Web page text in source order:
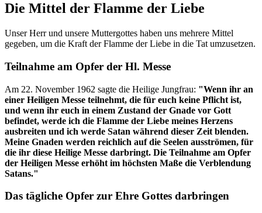
Die Mittel der Flamme der Liebe
Unser Herr und unsere Muttergottes haben uns mehrere Mittel
gegeben, um die Kraft der Flamme der Liebe in die Tat umzusetzen.
Teilnahme am Opfer der Hl. Messe
Am 22. November 1962 sagte die Heilige Jungfrau: "Wenn ihr an
einer Heiligen Messe teilnehmt, die für euch keine Pflicht ist,
und wenn ihr euch in einem Zustand der Gnade vor Gott
befindet, werde ich die Flamme der Liebe meines Herzens
ausbreiten und ich werde Satan während dieser Zeit blenden.
Meine Gnaden werden reichlich auf die Seelen ausströmen, für
die ihr diese Heilige Messe darbringt. Die Teilnahme am Opfer
der Heiligen Messe erhöht im höchsten Maße die Verblendung
Satans."
Das tägliche Opfer zur Ehre Gottes darbringen